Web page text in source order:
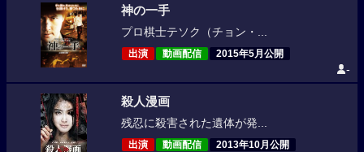
神の一手
プロ棋士テソク（チョン・...
出演 動画配信 2015年5月公開
-
殺人漫画
残忍に殺害された遺体が発...
出演 動画配信 2013年10月公開